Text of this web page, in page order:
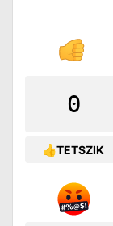
0
👍TETSZIK